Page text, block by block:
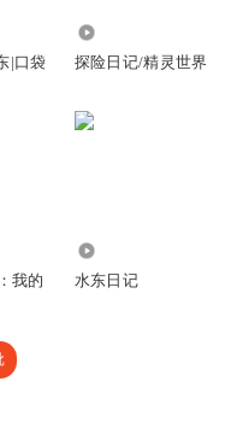
|口袋
探险日记/精灵世界
我的
水东日记